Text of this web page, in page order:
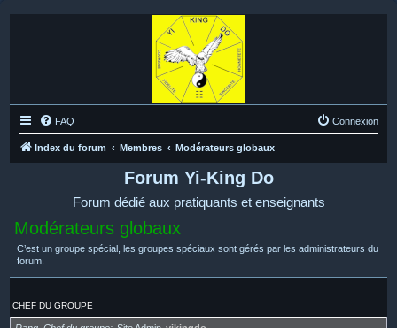
FAQ Connexion
Index du forum Membres Modérateurs globaux
Forum Yi-King Do
Forum dédié aux pratiquants et enseignants
Modérateurs globaux
C’est un groupe spécial, les groupes spéciaux sont gérés par les administrateurs du
forum.
CHEF DU GROUPE